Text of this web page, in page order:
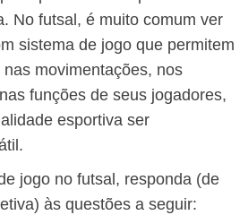
No futsal, é muito comum ver
sistema de jogo que permitem
movimentações, nos
funções de seus jogadores,
esportiva ser
jogo no futsal, responda (de
às questões a seguir: